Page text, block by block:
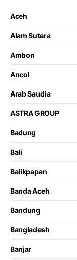
Aceh
Alam Sutera
Ambon
Ancol
Arab Saudia
ASTRA GROUP
Badung
Bali
Balikpapan
Banda Aceh
Bandung
Bangladesh
Banjar